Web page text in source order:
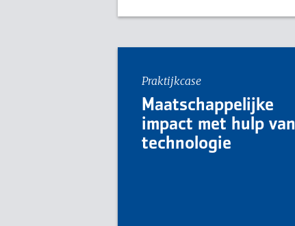
Praktijkcase
Maatschappelijke
impact met hulp van
technologie